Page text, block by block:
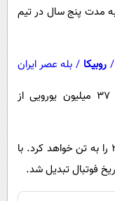
و او به مدت پنج سال در تیم
/ روبیکا / بله عصر ایران
براساس این گزارش، دانیلو هم در انتقالی 37 میلیون یورویی از
ژائو کانسلو در منچسترسیتی پیراهن شماره 27 را به تن خواهد کرد. با
فوتبال تبدیل شد.